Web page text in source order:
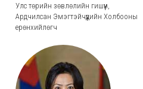
Улс төрийн зөвлөлийн гишүүн,
Ардчилсан Эмэгтэйчүүдийн Холбооны
ерөнхийлөгч